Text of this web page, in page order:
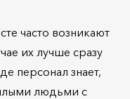
часто возникают
их лучше сразу
персонал знает,
людьми с